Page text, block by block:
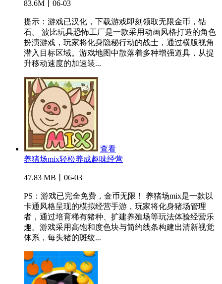
83.6M丨06-03
提示：游戏已汉化，下载游戏即刻领取无限金币，钻
石。 波比玩具恐怖工厂是一款采用动画风格打造的角色
扮演游戏，玩家将化身隐秘行动的战士，通过横版视角
潜入目标区域。游戏地图中散落着多种增强道具，从提
升移动速度的加速装...
查看
养猪场mix轻松养成趣味经营
47.83 MB丨06-03
PS：游戏已完全免费，金币无限！ 养猪场mix是一款以
卡通风格呈现的模拟经营手游，玩家将化身猪场管理
者，通过培育稀有猪种、扩建养殖场等玩法体验经营乐
趣。游戏采用高饱和度色块与简约线条构建出清新视觉
体系，每头猪的斑纹...